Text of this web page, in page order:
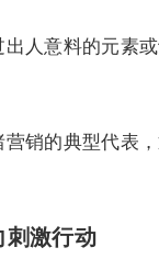
人意料的元素
销的典型代表
刺激行动